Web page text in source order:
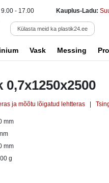
9.00 - 17.00 Kauplus-Ladu:
Külasta meid ka plastik24.ee
Vask Messing
0,7x1250x2500
ja mõõtu lõigatud lehtteras
mm
mm
g